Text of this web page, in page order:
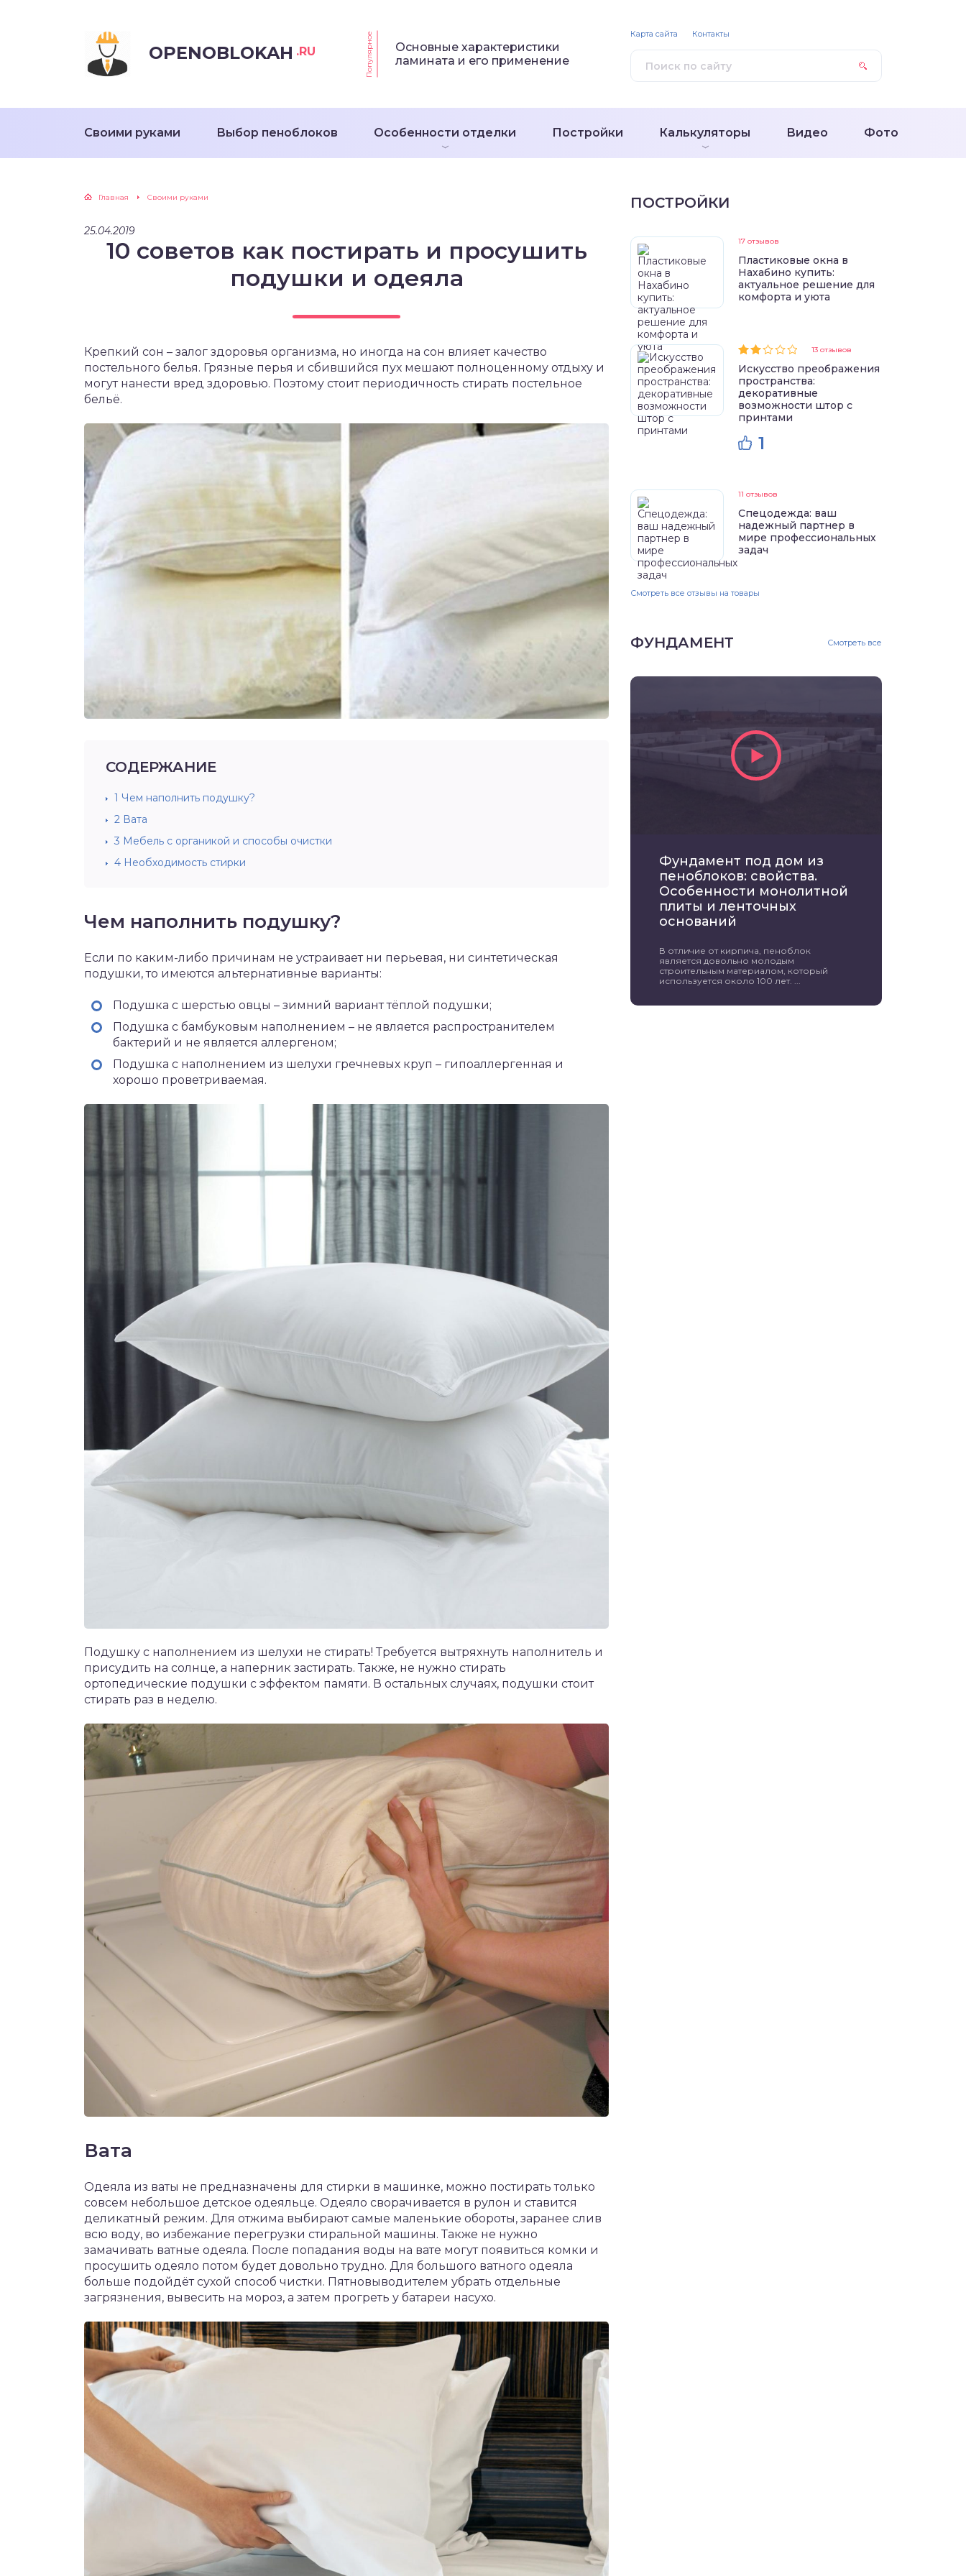
OPENOBLOKAH .RU Популярное
Основные характеристики
ламината и его применение
Своими руками Выбор пеноблоков Особенности отделки Постройки Калькуляторы Видео Фото
Карта сайта Контакты
Главная Своими руками
25.04.2019
10 советов как постирать и просушить
подушки и одеяла
Крепкий сон – залог здоровья организма, но иногда на сон влияет качество
постельного белья. Грязные перья и сбившийся пух мешают полноценному отдыху и
могут нанести вред здоровью. Поэтому стоит периодичность стирать постельное
бельё.
СОДЕРЖАНИЕ
1 Чем наполнить подушку?
2 Вата
3 Мебель с органикой и способы очистки
4 Необходимость стирки
Чем наполнить подушку?
Если по каким-либо причинам не устраивает ни перьевая, ни синтетическая
подушки, то имеются альтернативные варианты:
Подушка с шерстью овцы – зимний вариант тёплой подушки;
Подушка с бамбуковым наполнением – не является распространителем
бактерий и не является аллергеном;
Подушка с наполнением из шелухи гречневых круп – гипоаллергенная и
хорошо проветриваемая.
Подушку с наполнением из шелухи не стирать! Требуется вытряхнуть наполнитель и
присудить на солнце, а наперник застирать. Также, не нужно стирать
ортопедические подушки с эффектом памяти. В остальных случаях, подушки стоит
стирать раз в неделю.
Вата
Одеяла из ваты не предназначены для стирки в машинке, можно постирать только
совсем небольшое детское одеяльце. Одеяло сворачивается в рулон и ставится
деликатный режим. Для отжима выбирают самые маленькие обороты, заранее слив
всю воду, во избежание перегрузки стиральной машины. Также не нужно
замачивать ватные одеяла. После попадания воды на вате могут появиться комки и
просушить одеяло потом будет довольно трудно. Для большого ватного одеяла
больше подойдёт сухой способ чистки. Пятновыводителем убрать отдельные
загрязнения, вывесить на мороз, а затем прогреть у батареи насухо.
ПОСТРОЙКИ
17 отзывов
Пластиковые окна в
Нахабино купить:
актуальное решение для
комфорта и уюта
13 отзывов
Искусство преображения
пространства:
декоративные
возможности штор с
принтами
1
11 отзывов
Спецодежда: ваш
надежный партнер в
мире профессиональных
задач
Смотреть все отзывы на товары
ФУНДАМЕНТ Смотреть все
Фундамент под дом из
пеноблоков: свойства.
Особенности монолитной
плиты и ленточных
оснований
В отличие от кирпича, пеноблок
является довольно молодым
строительным материалом, который
используется около 100 лет. ...